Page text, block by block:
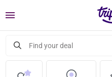
Menu
Find your deal